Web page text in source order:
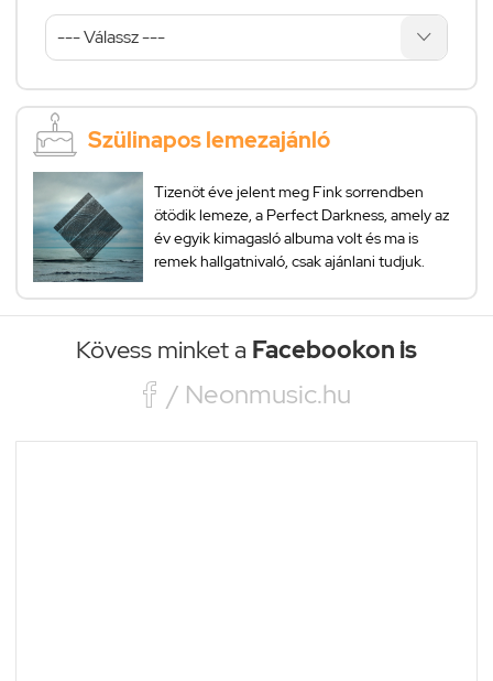
Szülinapos lemezajánló
Tizenöt éve jelent meg Fink sorrendben
ötödik lemeze, a Perfect Darkness, amely az
év egyik kimagasló albuma volt és ma is
remek hallgatnivaló, csak ajánlani tudjuk.
Kövess minket a Facebookon is
 / Neonmusic.hu